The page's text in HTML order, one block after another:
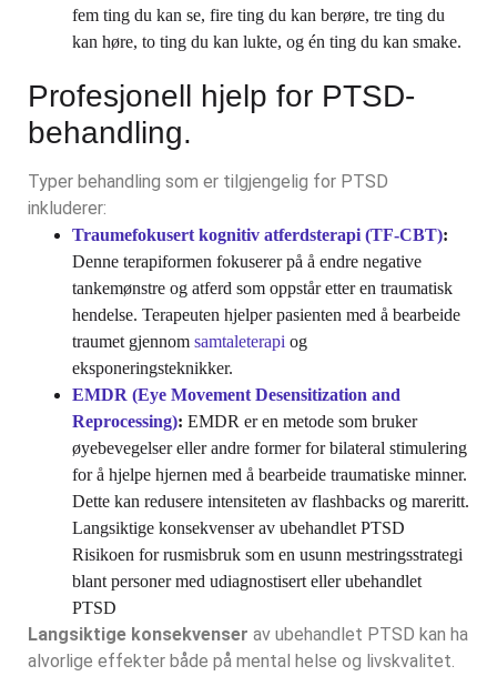
fem ting du kan se, fire ting du kan berøre, tre ting du
kan høre, to ting du kan lukte, og én ting du kan smake.
Profesjonell hjelp for PTSD-
behandling.
Typer behandling som er tilgjengelig for PTSD
inkluderer:
Traumefokusert kognitiv atferdsterapi (TF-CBT):
Denne terapiformen fokuserer på å endre negative
tankemønstre og atferd som oppstår etter en traumatisk
hendelse. Terapeuten hjelper pasienten med å bearbeide
traumet gjennom samtaleterapi og
eksponeringsteknikker.
EMDR (Eye Movement Desensitization and
Reprocessing): EMDR er en metode som bruker
øyebevegelser eller andre former for bilateral stimulering
for å hjelpe hjernen med å bearbeide traumatiske minner.
Dette kan redusere intensiteten av flashbacks og mareritt.
Langsiktige konsekvenser av ubehandlet PTSD
Risikoen for rusmisbruk som en usunn mestringsstrategi
blant personer med udiagnostisert eller ubehandlet
PTSD
Langsiktige konsekvenser av ubehandlet PTSD kan ha
alvorlige effekter både på mental helse og livskvalitet.